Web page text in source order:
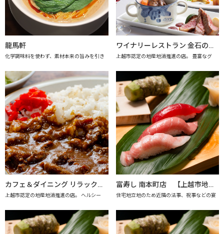
龍馬軒
化学調味料を使わず、素材本来の旨みを引き
ワイナリーレストラン 金石の音（きんせきのね） 【上越市地産地消推進の店認定店】
上越市認定の地産地消推進の店。 豊富なグ
カフェ＆ダイニング リラックス 【上越市地産地消推進の店認定店】
上越市認定の地産地消推進の店。 ヘルシー
富寿し 南本町店 【上越市地産地消の店認定店】
住宅地立地のため近隣の法事、祝事などの宴